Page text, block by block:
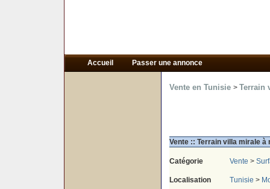
Accueil Passer une annonce
Vente en Tunisie > Terrain
Vente :: Terrain villa mirale à
Catégorie Vente >
Localisation Tunisie >